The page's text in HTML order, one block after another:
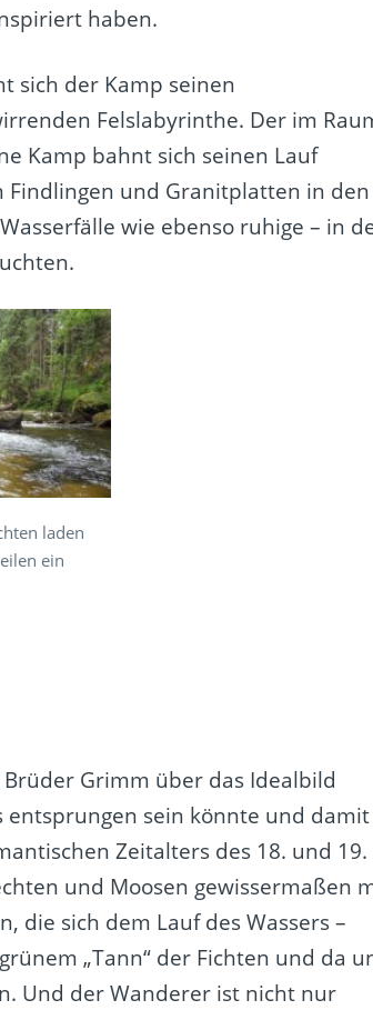
haben.
sich der Kamp seinen
Felslabyrinthe. Der im
Kamp bahnt sich seinen Lauf
und Granitplatten in den
wie ebenso ruhige – in
laden
ein
Grimm über das Idealbild
entsprungen sein könnte und damit
Zeitalters des 18. und 19.
und Moosen gewissermaßen
die sich dem Lauf des Wassers –
„Tann“ der Fichten und da
Und der Wanderer ist nicht nur